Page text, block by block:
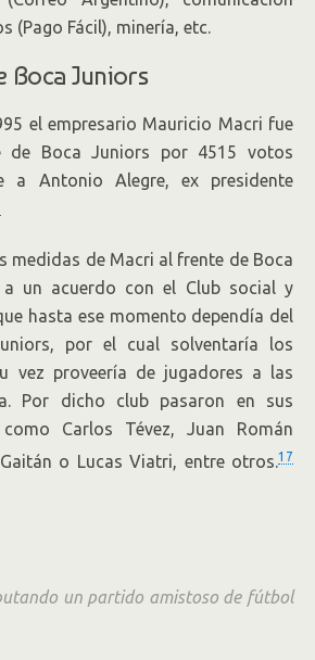
(Pago Fácil), minería, etc.
Boca Juniors
el empresario Mauricio Macri fue
de Boca Juniors por 4515 votos
a Antonio Alegre, ex presidente
medidas de Macri al frente de Boca
a un acuerdo con el Club social y
hasta ese momento dependía del
por el cual solventaría los
vez proveería de jugadores a las
Por dicho club pasaron en sus
Carlos Tévez, Juan Román
o Lucas Viatri, entre otros.17
un partido amistoso de fútbol